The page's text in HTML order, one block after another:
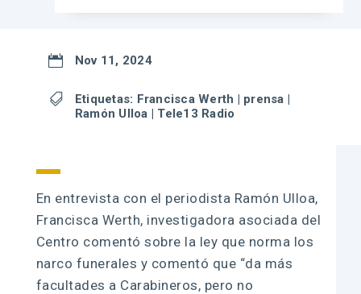
 Nov 11, 2024
 Etiquetas: Francisca Werth | prensa |
Ramón Ulloa | Tele13 Radio
En entrevista con el periodista Ramón Ulloa,
Francisca Werth, investigadora asociada del
Centro comentó sobre la ley que norma los
narco funerales y comentó que “da más
facultades a Carabineros, pero no